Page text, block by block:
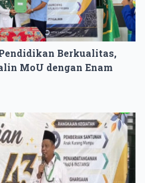
Berkualitas,
MoU dengan Enam